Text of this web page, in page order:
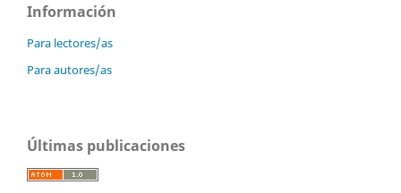
Información
Para lectores/as
Para autores/as
Últimas publicaciones